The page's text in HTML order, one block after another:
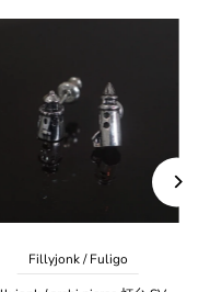
Fillyjonk / Fuligo